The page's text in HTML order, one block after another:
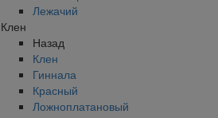
Лежачий
Клен
Назад
Клен
Гиннала
Красный
Ложноплатановый